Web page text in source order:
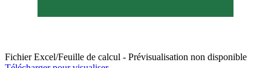
Fichier Excel/Feuille de calcul - Prévisualisation non disponible